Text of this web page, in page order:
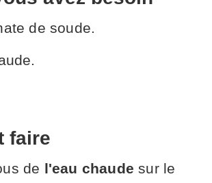
de soude.
faire
de l'eau chaude sur le